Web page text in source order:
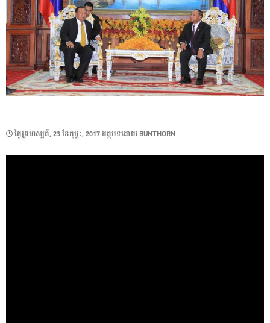
POSTED
ថ្ងៃ​ព្រហស្បតិ៍, 23 ខែ​កុម្ភៈ, 2017អត្ថបទដោយ BUNTHORN